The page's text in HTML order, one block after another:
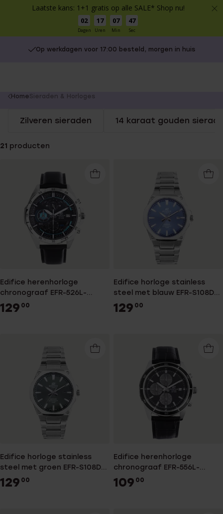
Laatste kans: 1+1 gratis op alle SALE* Shop nu!
02
Dagen
17
Uren
07
Min
46
Sec
Op werkdagen voor 17:00 besteld, morgen in huis
You
here:
HomeSieraden & Horloges
Zilveren sieraden 14 karaat gouden
21 producten
Edifice herenhorloge
chronograaf EFR-526L-
1AVUEF
129 00
Edifice horloge stainless
steel met blauw EFR-S108D-
2AVUEF
129 00
Edifice horloge stainless
steel met groen EFR-S108D-
3AV
129 00
Edifice herenhorloge
chronograaf EFR-556L-
1AVUEF
109 00